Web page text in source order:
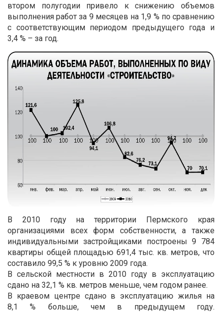
втором полугодии привело к снижению объемов
выполнения работ за 9 месяцев на 1,9 % по сравнению
с соответствующим периодом предыдущего года и
3,4 % – за год.
В 2010 году на территории Пермского края
организациями всех форм собственности, а также
индивидуальными застройщиками построены 9 784
квартиры общей площадью 691,4 тыс. кв. метров, что
составило 99,5 % к уровню 2009 года.
В сельской местности в 2010 году в эксплуатацию
сдано на 32,1 % кв. метров меньше, чем годом ранее.
В краевом центре сдано в эксплуатацию жилья на
8,1 % больше, чем в предыдущем году.